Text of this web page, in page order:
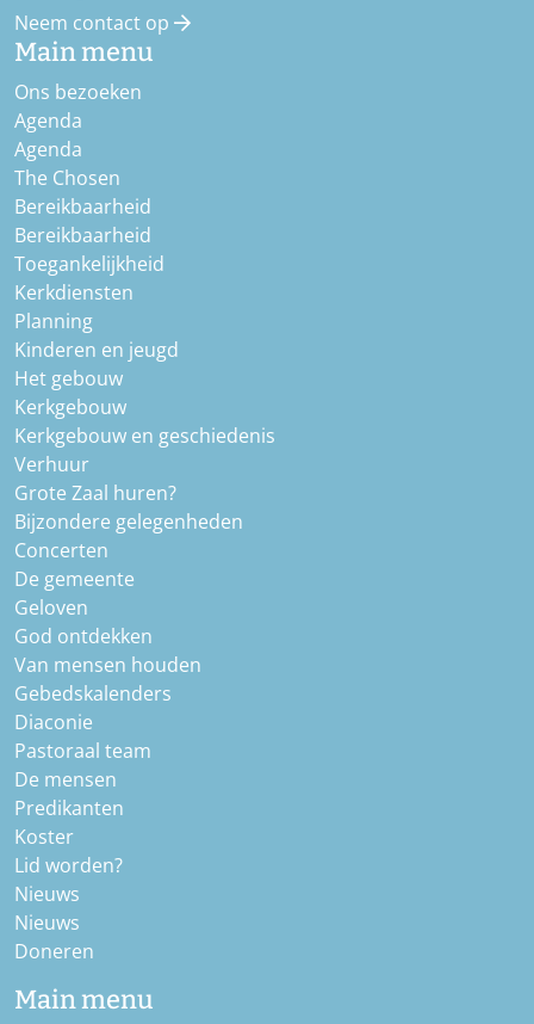
Neem contact op
Main menu
Ons bezoeken
Agenda
Agenda
The Chosen
Bereikbaarheid
Bereikbaarheid
Toegankelijkheid
Kerkdiensten
Planning
Kinderen en jeugd
Het gebouw
Kerkgebouw
Kerkgebouw en geschiedenis
Verhuur
Grote Zaal huren?
Bijzondere gelegenheden
Concerten
De gemeente
Geloven
God ontdekken
Van mensen houden
Gebedskalenders
Diaconie
Pastoraal team
De mensen
Predikanten
Koster
Lid worden?
Nieuws
Nieuws
Doneren
Main menu